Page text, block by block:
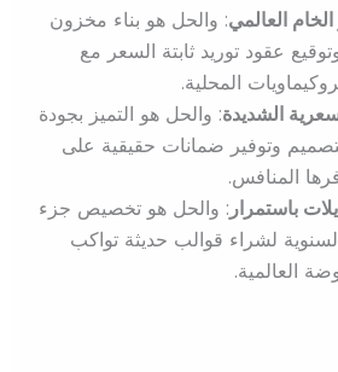
العالمي: والحل هو بناء مخزون
عقود توريد ثابتة السعر مع
المحلية.
الشديدة: والحل هو التميز بجودة
وتوفير ضمانات حقيقية على
المنافس.
باستمرار: والحل هو تخصيص جزء
لشراء قوالب حديثة تواكب
العالمية.